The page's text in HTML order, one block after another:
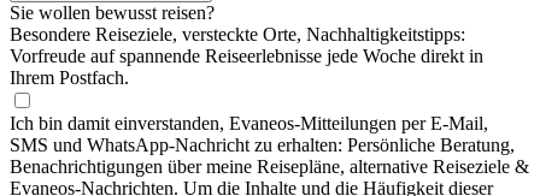
Sie wollen bewusst reisen?
Besondere Reiseziele, versteckte Orte, Nachhaltigkeitstipps:
Vorfreude auf spannende Reiseerlebnisse jede Woche direkt in
Ihrem Postfach.
Ich bin damit einverstanden, Evaneos-Mitteilungen per E-Mail,
SMS und WhatsApp-Nachricht zu erhalten: Persönliche Beratung,
Benachrichtigungen über meine Reisepläne, alternative Reiseziele &
Evaneos-Nachrichten. Um die Inhalte und die Häufigkeit dieser